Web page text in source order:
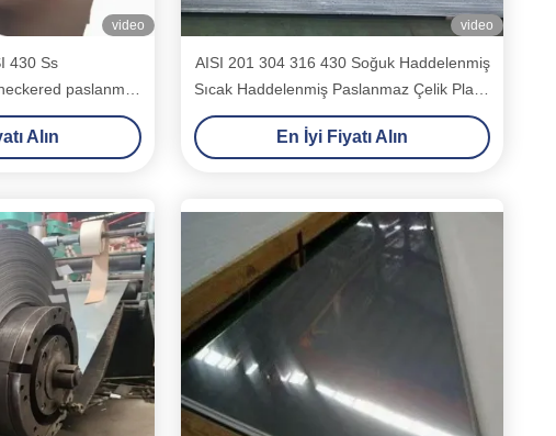
video
430 Ss
paslanmaz
Alın
video
AISI 201 304 316 430 Soğuk Haddelenmiş
Sıcak Haddelenmiş Paslanmaz Çelik Plaka
2b Ba Hl Ayna No. 1
En İyi Fiyatı Alın